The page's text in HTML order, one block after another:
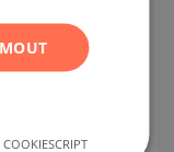
v
CZECH